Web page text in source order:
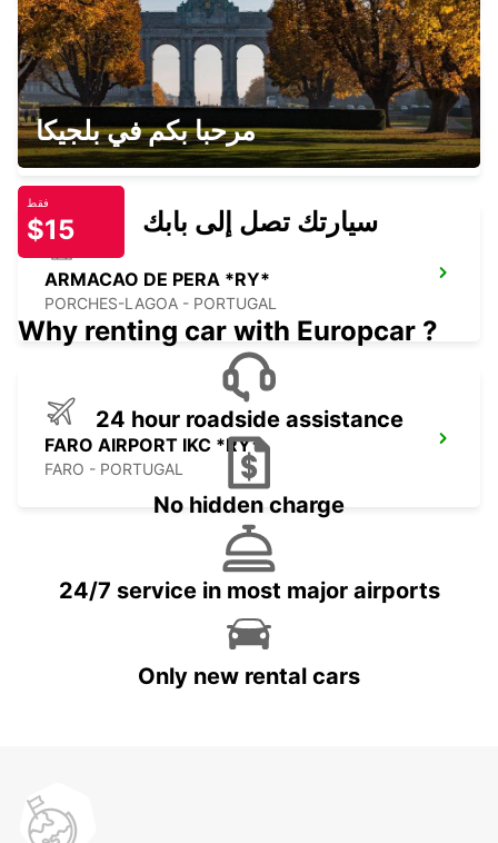
FARO MONTENEGRO
FARO - PORTUGAL
ARMACAO DE PERA *RY*
PORCHES-LAGOA - PORTUGAL
FARO AIRPORT IKC *RY*
FARO - PORTUGAL
مرحبا بكم في بلجيكا
فقط
$15 سيارتك تصل إلى بابك
Why renting car with Europcar ?
24 hour roadside assistance
No hidden charge
24/7 service in most major airports
Only new rental cars